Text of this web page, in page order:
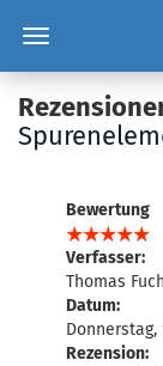
Bewertung
Verfasser:
Thomas
Datum:
Donnerstag,
Rezension: